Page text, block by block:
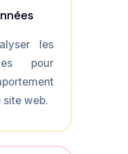
les
pour
site web.